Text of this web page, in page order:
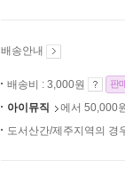
배송안내
배송비 : 3,000원 판
아이뮤직
에서 50,000
도서산간/제주지역의 경